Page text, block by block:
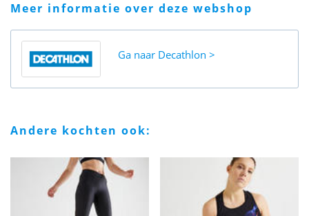
meer informatie over deze webshop
Ga naar Decathlon
andere kochten ook: